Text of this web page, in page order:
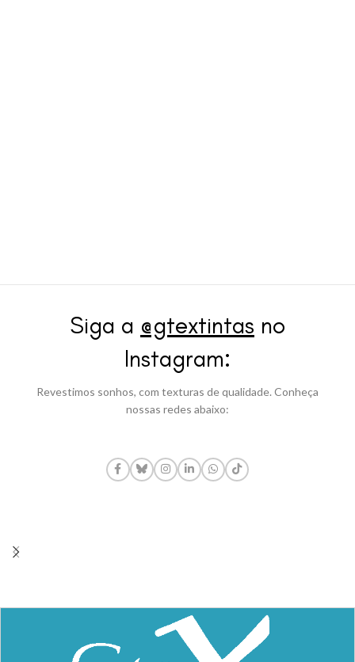
Siga a @gtextintas no
Instagram:
Revestimos sonhos, com texturas de qualidade. Conheça
nossas redes abaixo: